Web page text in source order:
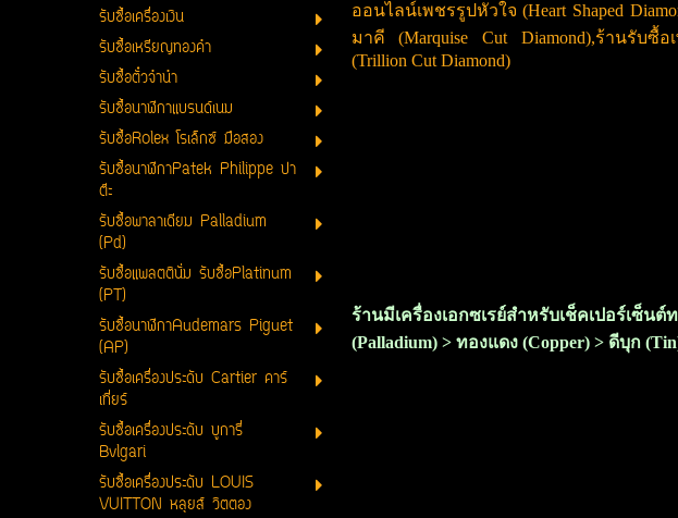
รับซื้อเครื่องเงิน
รับซื้อเหรียญทองคำ
รับซื้อตั๋วจำนำ
รับซื้อนาฬิกาแบรนด์เนม
รับซื้อRolex โรเล็กซ์ มือสอง
รับซื้อนาฬิกาPatek Philippe ปา
ต๊ะ
รับซื้อพาลาเดียม Palladium
(Pd)
รับซื้อแพลตตินั่ม รับซื้อPlatinum
(PT)
รับซื้อนาฬิกาAudemars Piguet
(AP)
รับซื้อเครื่องประดับ Cartier คาร์
เที่ยร์
รับซื้อเครื่องประดับ บูการี่
Bvlgari
รับซื้อเครื่องประดับ LOUIS
VUITTON หลุยส์ วิตตอง
ออนไลน์เพชรรูปหัวใจ (Heart Shaped
มาคี (Marquise Cut Diamond),ร้านรับซื้อ
(Trillion Cut Diamond)
ร้านมีเครื่องเอกซเรย์สำหรับเช็คเปอร์เซ็
(Palladium) > ทองแดง (Copper) > ดีบุก